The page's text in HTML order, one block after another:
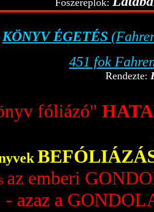
Fõszereplõk:
KÖNYV ÉGETÉS
451 fok
Rendezte:
fóliázó"
az emberi
- azaz a